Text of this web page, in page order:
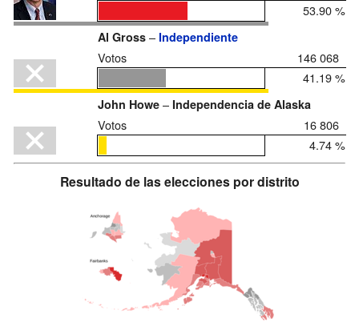
53.90 %
Al Gross – Independiente
Votos
146 068
41.19 %
John Howe – Independencia de Alaska
Votos
16 806
4.74 %
Resultado de las elecciones por distrito